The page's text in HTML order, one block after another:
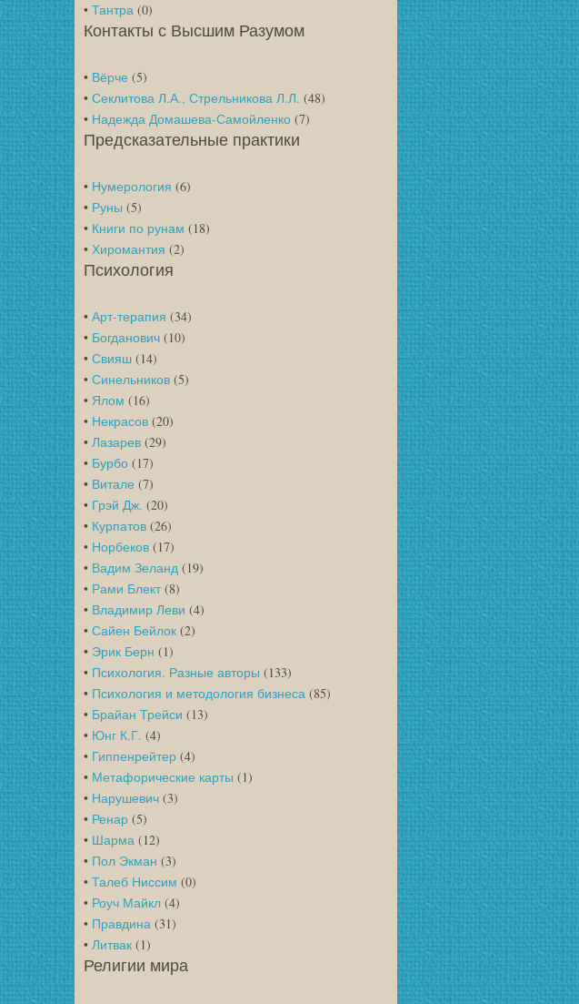
• Тантра (0)
Контакты с Высшим Разумом
• Вёрче (5)
• Секлитова Л.А., Стрельникова Л.Л. (48)
• Надежда Домашева-Самойленко (7)
Предсказательные практики
• Нумерология (6)
• Руны (5)
• Книги по рунам (18)
• Хиромантия (2)
Психология
• Арт-терапия (34)
• Богданович (10)
• Свияш (14)
• Синельников (5)
• Ялом (16)
• Некрасов (20)
• Лазарев (29)
• Бурбо (17)
• Витале (7)
• Грэй Дж. (20)
• Курпатов (26)
• Норбеков (17)
• Вадим Зеланд (19)
• Рами Блект (8)
• Владимир Леви (4)
• Сайен Бейлок (2)
• Эрик Берн (1)
• Психология. Разные авторы (133)
• Психология и методология бизнеса (85)
• Брайан Трейси (13)
• Юнг К.Г. (4)
• Гиппенрейтер (4)
• Метафорические карты (1)
• Нарушевич (3)
• Ренар (5)
• Шарма (12)
• Пол Экман (3)
• Талеб Ниссим (0)
• Роуч Майкл (4)
• Правдина (31)
• Литвак (1)
Религии мира